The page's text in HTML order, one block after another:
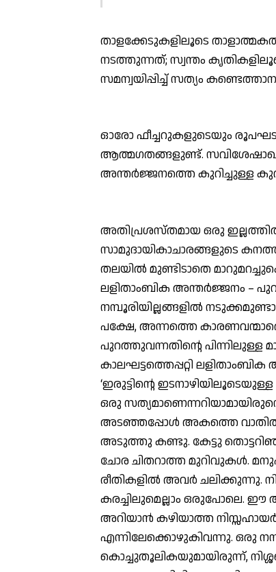
താളക്കേടുകളിലൂടെ
നടത്തുന്നത്; സ്വന്തം
സമന്വയിപ്പിച്ച് സത്യം
ഓരോ ഫീച്ചറുകളുടെയും രൂപഘടന
ആത്മഗതങ്ങളുണ്ട്.
അന്തര്‍ജ്ജനത്തെ കുറിച്ചുള്ള
അതിപ്രശസ്തമായ ഒരു
സാമുദായികാചാരങ്ങളുടെ
തലയില്‍ മുണ്ടിടാതെ
ലളിതാംബിക അന്തര്‍ജ്ജനം –
നമ്പൂരിയില്ലങ്ങളില്‍
പക്ഷേ, അന്നത്തെ
പുറത്തുവന്നതിന്റെ
കാലഘട്ടത്തെപ്പറ്റി
‘ഇരുട്ടിന്റെ
ഒരു
അടഞ്ഞപ്പോള്‍ അകത്തെ വാതില്‍
അടുത്തു കണ്ടു. കേട്ടു തൊട്ടറിഞ്ഞു.
ചോര ചിതറാത്ത മുറിവുകള്‍.
രീതികളില്‍ അവര്‍ ചലിക്കുന്നു.
കരച്ചിലുമെല്ലാം ഒരുപോലെ. ഈ
അറിയാന്‍ കഴിയാത്ത
എന്നിലേക്കൊഴുകിവന്നു. ഒരു
കൊച്ചുതൂലികയുമായിരുന്ന്,